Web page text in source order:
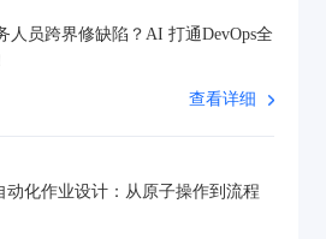
人员跨界修缺陷？AI 打通DevOps全
查看详细
动化作业设计：从原子操作到流程